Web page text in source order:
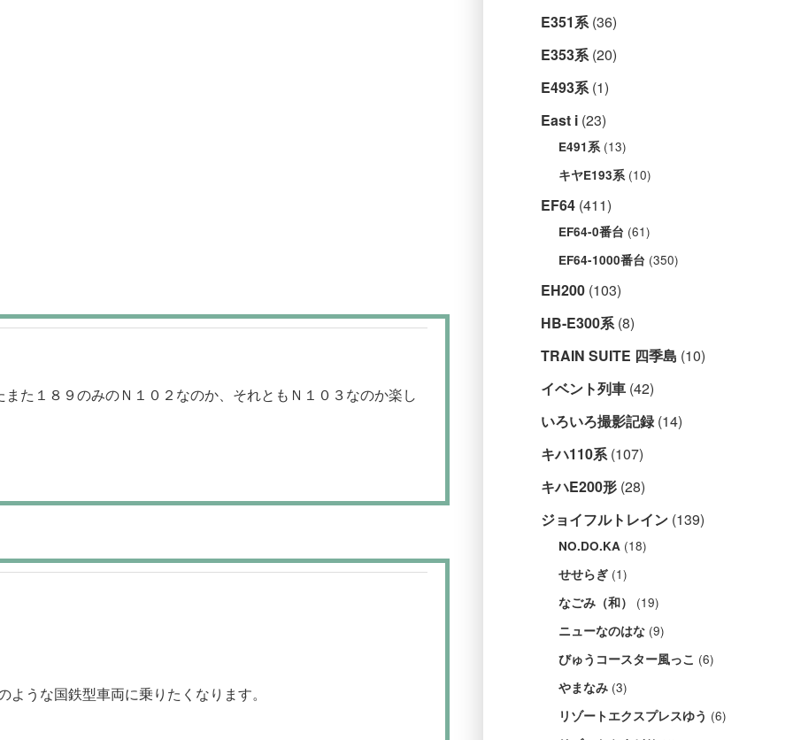
た１８９のみのＮ１０２なのか、それともＮ１０３なのか楽し
うな国鉄型車両に乗りたくなります。
E351系(36)
E353系(20)
E493系(1)
East i (23)
E491系(13)
キヤE193系(10)
EF64 (411)
EF64-0番台 (61)
EF64-1000番台 (350)
EH200 (103)
HB-E300系(8)
TRAIN SUITE 四季島 (10)
イベント列車 (42)
いろいろ撮影記録(14)
キハ110系(107)
キハE200形 (28)
ジョイフルトレイン (139)
NO.DO.KA (18)
せせらぎ (1)
なごみ（和） (19)
ニューなのはな (9)
びゅうコースター風っこ (6)
やまなみ (3)
リゾートエクスプレスゆう (6)